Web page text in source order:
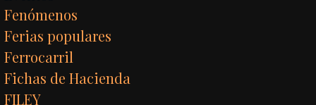
Fenómenos
Ferias populares
Ferrocarril
Fichas de Hacienda
FILEY